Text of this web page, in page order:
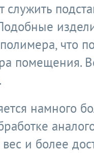
служить
что
помещения.
намного
и более